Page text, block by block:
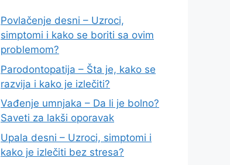
Povlačenje desni – Uzroci,
simptomi i kako se boriti sa ovim
problemom?
Parodontopatija – Šta je, kako se
razvija i kako je izlečiti?
Vađenje umnjaka – Da li je bolno?
Saveti za lakši oporavak
Upala desni – Uzroci, simptomi i
kako je izlečiti bez stresa?